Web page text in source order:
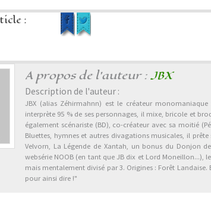
:
A propos de l'auteur :JBX
Description de l'auteur :
JBX (alias Zéhirmahnn) est le créateur
interprète 95 % de ses personnages, il mixe, bricole et
également scénariste (BD), co-créateur avec sa moitié
Bluettes, hymnes et autres divagations musicales, il
Velvorn, La Légende de Xantah, un bonus du Donjon
websérie NOOB (en tant que JB dix et Lord Moneillon...),
mais mentalement divisé par 3. Origines : Forêt
pour ainsi dire !"